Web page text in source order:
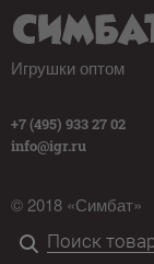
Игрушки оптом
+7 (495) 933 27 02
info@igr.ru
© 2018 «Симбат»